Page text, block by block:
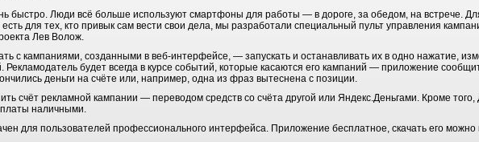
быстро. Люди всё больше используют смартфоны для работы — в дороге, за обедом, на встрече.
для тех, кто привык сам вести свои дела, мы разработали специальный пульт управления
Лев Волож.
с кампаниями, созданными в веб-интерфейсе, — запускать и останавливать их в одно нажатие,
Рекламодатель будет всегда в курсе событий, которые касаются его кампаний — приложение
деньги на счёте или, например, одна из фраз вытеснена с позиции.
счёт рекламной кампании — переводом средств со счёта другой или Яндекс.Деньгами. Кроме того,
наличными.
для пользователей профессионального интерфейса. Приложение бесплатное, скачать его можно